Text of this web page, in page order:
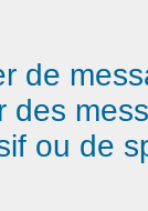
de
des
ou de